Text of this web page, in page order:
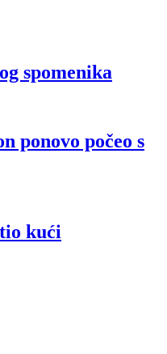
spomenika
ponovo počeo s
kući